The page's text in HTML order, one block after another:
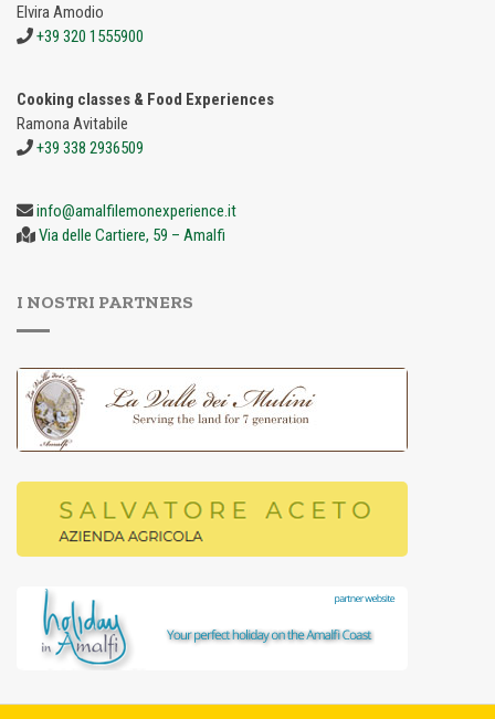
Elvira Amodio
+39 320 1555900
Cooking classes & Food Experiences
Ramona Avitabile
+39 338 2936509
info@amalfilemonexperience.it
Via delle Cartiere, 59 – Amalfi
I NOSTRI PARTNERS